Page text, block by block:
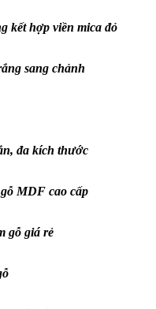
kết hợp viền mica đỏ
sang chảnh
đa kích thước
MDF cao cấp
gỗ giá rẻ